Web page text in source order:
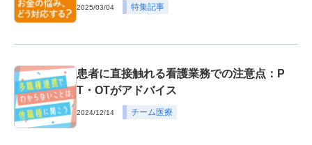
2025/03/04 特集記事
患者に直接触れる看護業務での注意点：P
T・OTがアドバイス
2024/12/14 チーム医療